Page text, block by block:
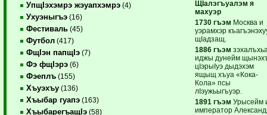
УпщIэхэмрэ жэуапхэмрэ (4)
Ухуэныгъэ (16)
Фестиваль (45)
Футбол (417)
ФщIэн папщIэ (7)
Фэ фщIэрэ (6)
Фэеплъ (155)
Хъуэхъу (136)
Хъыбар гуапэ (163)
ХъыбарегъащIэ (58)
ЩIалэгъуалэм я
махуэр
1730 гъэм Москва и
уэрамхэр
щIадзащ.
1886 гъэм
иджы дунейм
цIэрыIуэ дыдэхэм
ящыщ хъуа «Кока-
Кола» псы
лIэужьыгъуэр.
1891 гъэм Урысейм
император